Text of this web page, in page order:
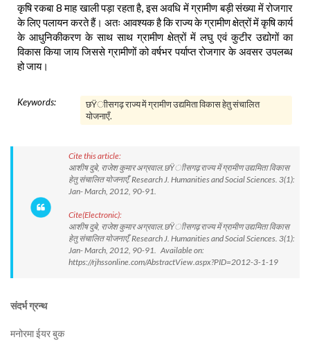
कृषि रकबा 8 माह खाली पड़ा रहता है, इस अवधि में ग्रामीण बड़ी संख्या में रोजगार
के लिए पलायन करते हैं। अतः आवश्यक है कि राज्य के ग्रामीण क्षेत्रों में कृषि कार्य
के आधुनिकीकरण के साथ साथ ग्रामीण क्षेत्रों में लघु एवं कुटीर उद्योगों का
विकास किया जाय जिससे ग्रामीणों को वर्षभर पर्याप्त रोजगार के अवसर उपलब्ध
हो जाय।
Keywords:
छŸाीसगढ़ राज्य में ग्रामीण उद्यमिता विकास हेतु संचालित
योजनाएँ.
Cite this article:
आशीष दुबे, राजेश कुमार अग्रवाल.छŸाीसगढ़ राज्य में ग्रामीण उद्यमिता विकास
हेतु संचालित योजनाएँ. Research J. Humanities and Social Sciences. 3(1):
Jan- March, 2012, 90-91.
Cite(Electronic):
आशीष दुबे, राजेश कुमार अग्रवाल.छŸाीसगढ़ राज्य में ग्रामीण उद्यमिता विकास
हेतु संचालित योजनाएँ. Research J. Humanities and Social Sciences. 3(1):
Jan- March, 2012, 90-91. Available on:
https://rjhssonline.com/AbstractView.aspx?PID=2012-3-1-19
संदर्भ ग्रन्थ
मनोरमा ईयर बुक